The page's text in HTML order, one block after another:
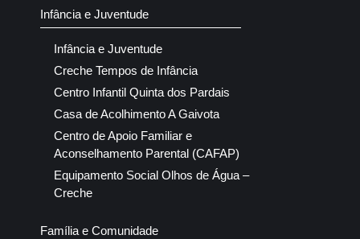
Infância e Juventude
Infância e Juventude
Creche Tempos de Infância
Centro Infantil Quinta dos Pardais
Casa de Acolhimento A Gaivota
Centro de Apoio Familiar e
Aconselhamento Parental (CAFAP)
Equipamento Social Olhos de Água –
Creche
Família e Comunidade